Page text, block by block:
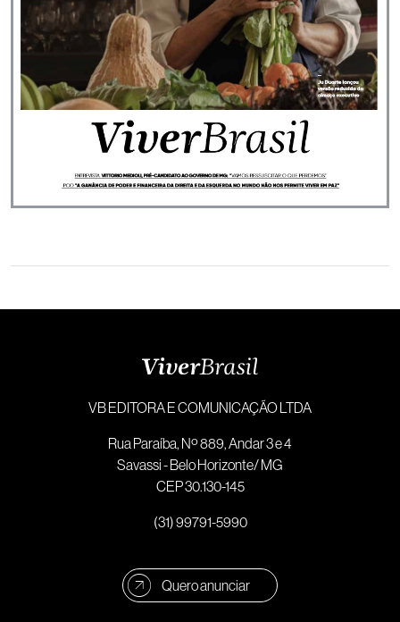
VB EDITORA E COMUNICAÇÃO LTDA
Rua Paraíba, Nº 889, Andar 3 e 4
Savassi - Belo Horizonte/ MG
CEP 30.130-145
(31) 99791-5990
Quero anunciar